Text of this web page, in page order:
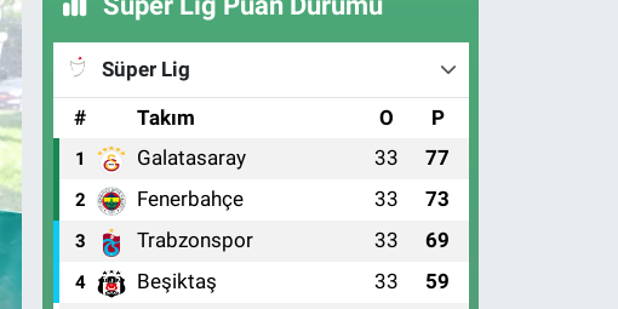
Süper Lig
#
Takım O P
1 Galatasaray 33 77
2 Fenerbahçe 33 73
3 Trabzonspor 33 69
4 Beşiktaş 33 59